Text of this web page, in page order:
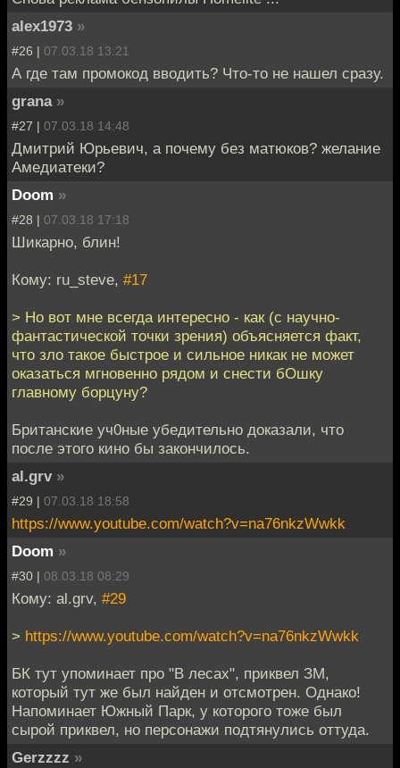
alex1973 »
#26 | 07.03.18 13:21
А где там промокод вводить? Что-то не нашел сразу.
grana »
#27 | 07.03.18 14:48
Дмитрий Юрьевич, а почему без матюков? желание
Амедиатеки?
Doom »
#28 | 07.03.18 17:18
Шикарно, блин!
Кому: ru_steve, #17
> Но вот мне всегда интересно - как (с научно-
фантастической точки зрения) объясняется факт,
что зло такое быстрое и сильное никак не может
оказаться мгновенно рядом и снести бОшку
главному борцуну?
Британские уч0ные убедительно доказали, что
после этого кино бы закончилось.
al.grv »
#29 | 07.03.18 18:58
https://www.youtube.com/watch?v=na76nkzWwkk
Doom »
#30 | 08.03.18 08:29
Кому: al.grv, #29
> https://www.youtube.com/watch?v=na76nkzWwkk
БК тут упоминает про "В лесах", приквел ЗМ,
который тут же был найден и отсмотрен. Однако!
Напоминает Южный Парк, у которого тоже был
сырой приквел, но персонажи подтянулись оттуда.
Gerzzzz »